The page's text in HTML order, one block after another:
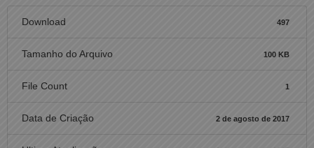
Download 497
Tamanho do Arquivo 100 KB
File Count 1
Data de Criação 2 de agosto de 2017